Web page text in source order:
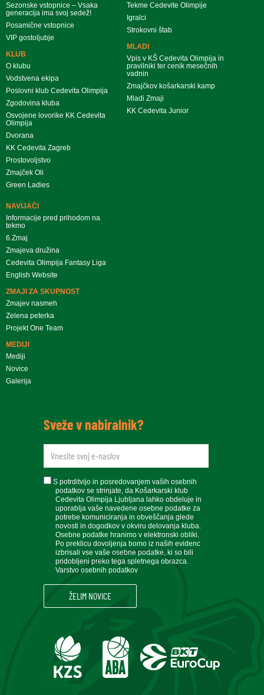
Sezonske vstopnice – Vsaka
generacija ima svoj sedež!
Posamične vstopnice
VIP gostoljubje
KLUB
O klubu
Vodstvena ekipa
Poslovni klub Cedevita Olimpija
Zgodovina kluba
Osvojene lovorike KK Cedevita
Olimpija
Dvorana
KK Cedevita Zagreb
Prostovoljstvo
Zmajček Oli
Green Ladies
Tekme Cedevite Olimpije
Igralci
Strokovni štab
MLADI
Vpis v KŠ Cedevita Olimpija in
pravilniki ter cenik mesečnih
vadnin
Zmajčkov košarkarski kamp
Mladi Zmaji
KK Cedevita Junior
NAVIJAČI
Informacije pred prihodom na
tekmo
6.Zmaj
Zmajeva družina
Cedevita Olimpija Fantasy Liga
English Website
ZMAJI ZA SKUPNOST
Zmajev nasmeh
Zelena peterka
Projekt One Team
MEDIJI
Mediji
Novice
Galerija
Sveže v nabiralnik?
newsletteremail
soglasje
S potrditvijo in posredovanjem vaših osebnih
podatkov se strinjate, da Košarkarski klub
Cedevita Olimpija Ljubljana lahko obdeluje in
uporablja vaše navedene osebne podatke za
potrebe komuniciranja in obveščanja glede
novosti in dogodkov v okviru delovanja kluba.
Osebne podatke hranimo v elektronski obliki.
Po preklicu dovoljenja bomo iz naših evidenc
izbrisali vse vaše osebne podatke, ki so bili
pridobljeni preko tega spletnega obrazca.
Varstvo osebnih podatkov